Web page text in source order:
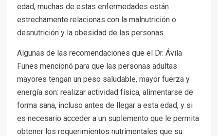
edad, muchas de estas enfermedades están
estrechamente relacionas con la malnutrición o
desnutrición y la obesidad de las personas.
Algunas de las recomendaciones que el Dr. Ávila
Funes mencionó para que las personas adultas
mayores tengan un peso saludable, mayor fuerza y
energía son: realizar actividad física, alimentarse de
forma sana, incluso antes de llegar a esta edad, y si
es necesario acceder a un suplemento que le permita
obtener los requerimientos nutrimentales que su